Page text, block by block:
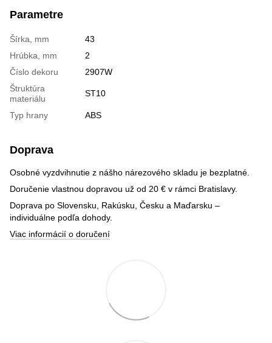
Parametre
Šírka, mm
43
Hrúbka, mm
2
Číslo dekoru
2907W
Štruktúra
materiálu
ST10
Typ hrany ABS
Doprava
Osobné vyzdvihnutie z nášho nárezového skladu je bezplatné.
Doručenie vlastnou dopravou už od 20 € v rámci Bratislavy.
Doprava po Slovensku, Rakúsku, Česku a Maďarsku –
individuálne podľa dohody.
Viac informácií o doručení